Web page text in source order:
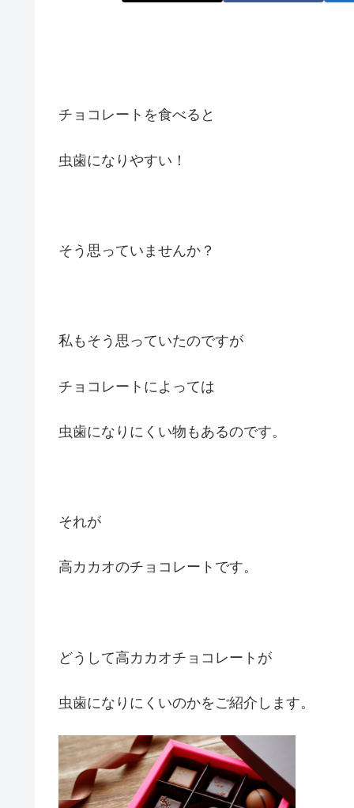
チョコレートを食べると
虫歯になりやすい！
そう思っていませんか？
私もそう思っていたのですが
チョコレートによっては
虫歯になりにくい物もあるのです。
それが
高カカオのチョコレートです。
どうして高カカオチョコレートが
虫歯になりにくいのかをご紹介します。